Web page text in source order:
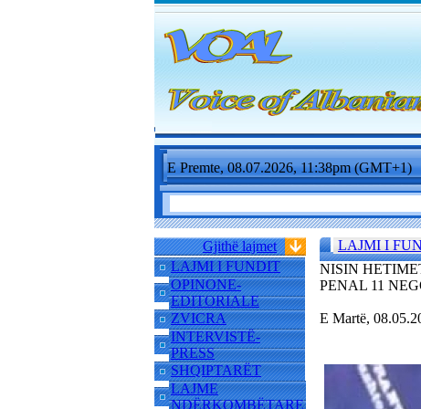
E Premte, 08.07.2026, 11:38pm (GMT+1)
Gjithë lajmet
LAJMI I FUNDIT
OPINONE-
EDITORIALE
ZVICRA
INTERVISTË-
PRESS
SHQIPTARËT
LAJME
NDËRKOMBËTARE
LAJMI I
NISIN
PENAL 11
E Martë,